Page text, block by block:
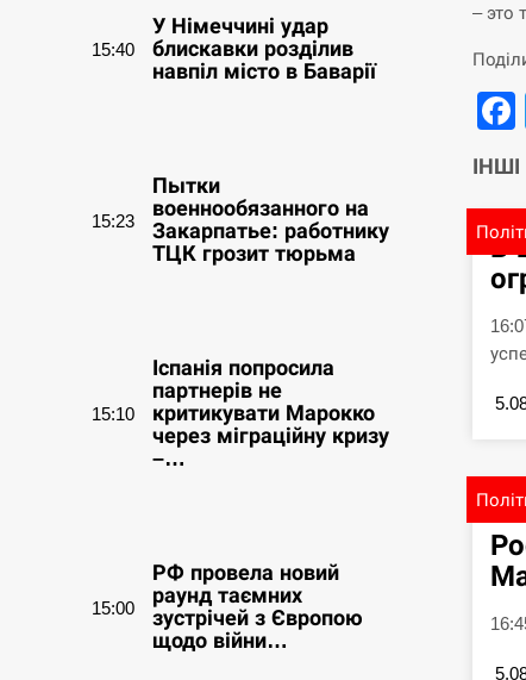
15:40
У Німеччині удар
блискавки розділив
навпіл місто в Баварії
15:23
Пытки
военнообязанного на
Закарпатье: работнику
ТЦК грозит тюрьма
15:10
Іспанія попросила
партнерів не
критикувати Марокко
через міграційну кризу
–…
15:00
РФ провела новий
раунд таємних
зустрічей з Європою
щодо війни…
– это
В